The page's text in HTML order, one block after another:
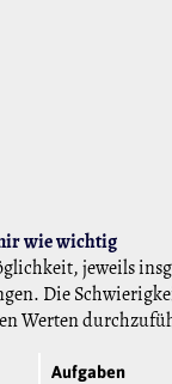
wie wichtig
jeweils
Die
Werten
Aufgaben